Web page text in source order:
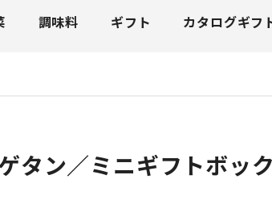
調味料 ギフト カタログギフ
タン／ミニギフトボッ